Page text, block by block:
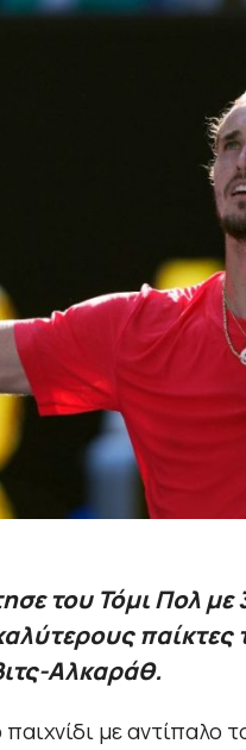
του Τόμι Πολ
Αλκαράθ.
με αντίπαλο